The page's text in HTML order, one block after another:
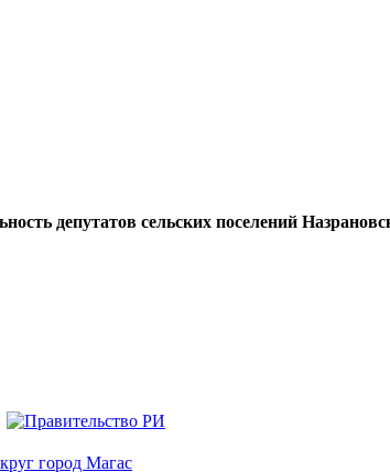
депутатов сельских поселений